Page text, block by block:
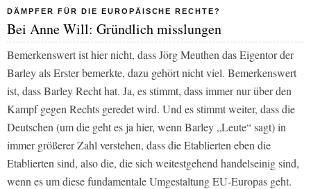
DÄMPFER FÜR DIE EUROPÄISCHE RECHTE?
Bei Anne Will: Gründlich misslungen
Bemerkenswert ist hier nicht, dass Jörg Meuthen das Eigentor der
Barley als Erster bemerkte, dazu gehört nicht viel. Bemerkenswert
ist, dass Barley Recht hat. Ja, es stimmt, dass immer nur über den
Kampf gegen Rechts geredet wird. Und es stimmt weiter, dass die
Deutschen (um die geht es ja hier, wenn Barley „Leute“ sagt) in
immer größerer Zahl verstehen, dass die Etablierten eben die
Etablierten sind, also die, die sich weitestgehend handelseinig sind,
wenn es um diese fundamentale Umgestaltung EU-Europas geht.